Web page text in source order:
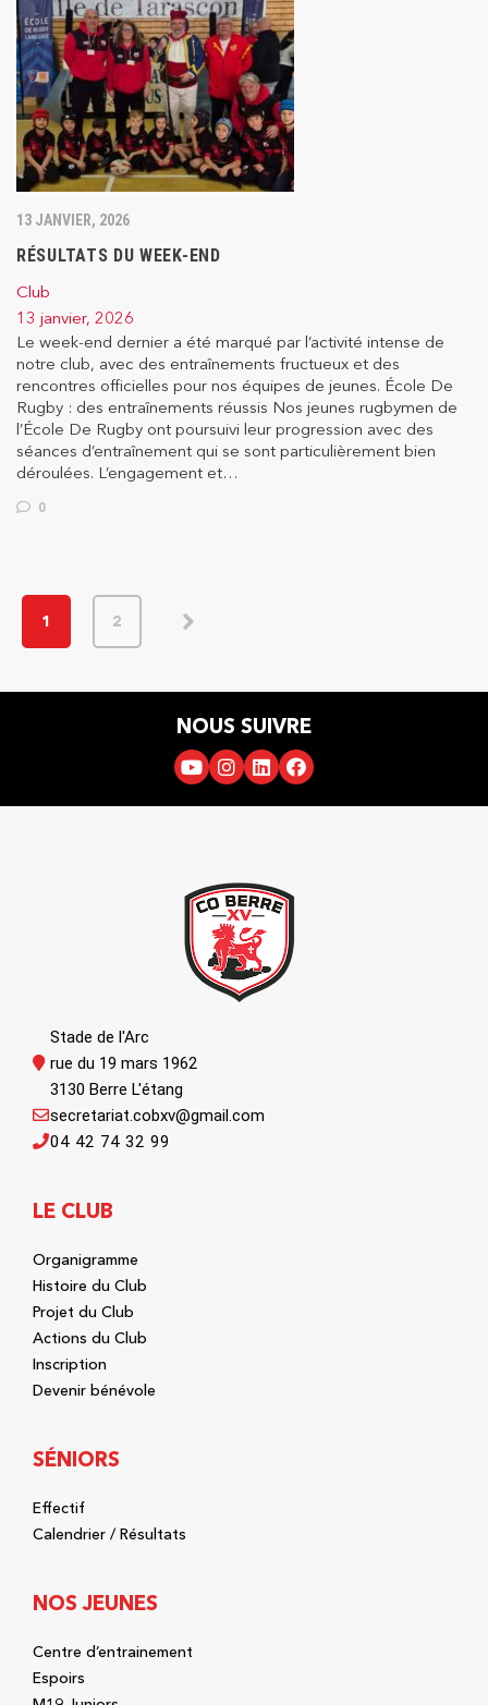
13 JANVIER, 2026
RÉSULTATS DU WEEK-END
Club
13 janvier, 2026
Le week-end dernier a été marqué par l’activité intense de
notre club, avec des entraînements fructueux et des
rencontres officielles pour nos équipes de jeunes. École De
Rugby : des entraînements réussis Nos jeunes rugbymen de
l’École De Rugby ont poursuivi leur progression avec des
séances d’entraînement qui se sont particulièrement bien
déroulées. L’engagement et…
0
1 2
NOUS SUIVRE
Stade de l'Arc
rue du 19 mars 1962
3130 Berre L'étang
04 42 74 32 99
secretariat.cobxv@gmail.com
LE CLUB
Organigramme
Histoire du Club
Projet du Club
Actions du Club
Inscription
Devenir bénévole
SÉNIORS
Effectif
Calendrier / Résultats
NOS JEUNES
Centre d’entrainement
Espoirs